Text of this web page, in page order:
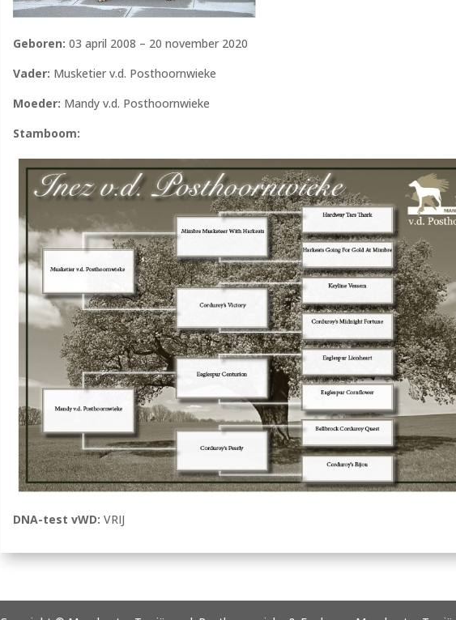
Geboren: 03 april 2008 – 20 november 2020
Vader: Musketier v.d. Posthoornwieke
Moeder: Mandy v.d. Posthoornwieke
Stamboom:
DNA-test vWD: VRIJ